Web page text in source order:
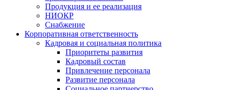
Продукция и ее реализация
НИОКР
Снабжение
Корпоративная ответственность
Кадровая и социальная политика
Приоритеты развития
Кадровый состав
Привлечение персонала
Развитие персонала